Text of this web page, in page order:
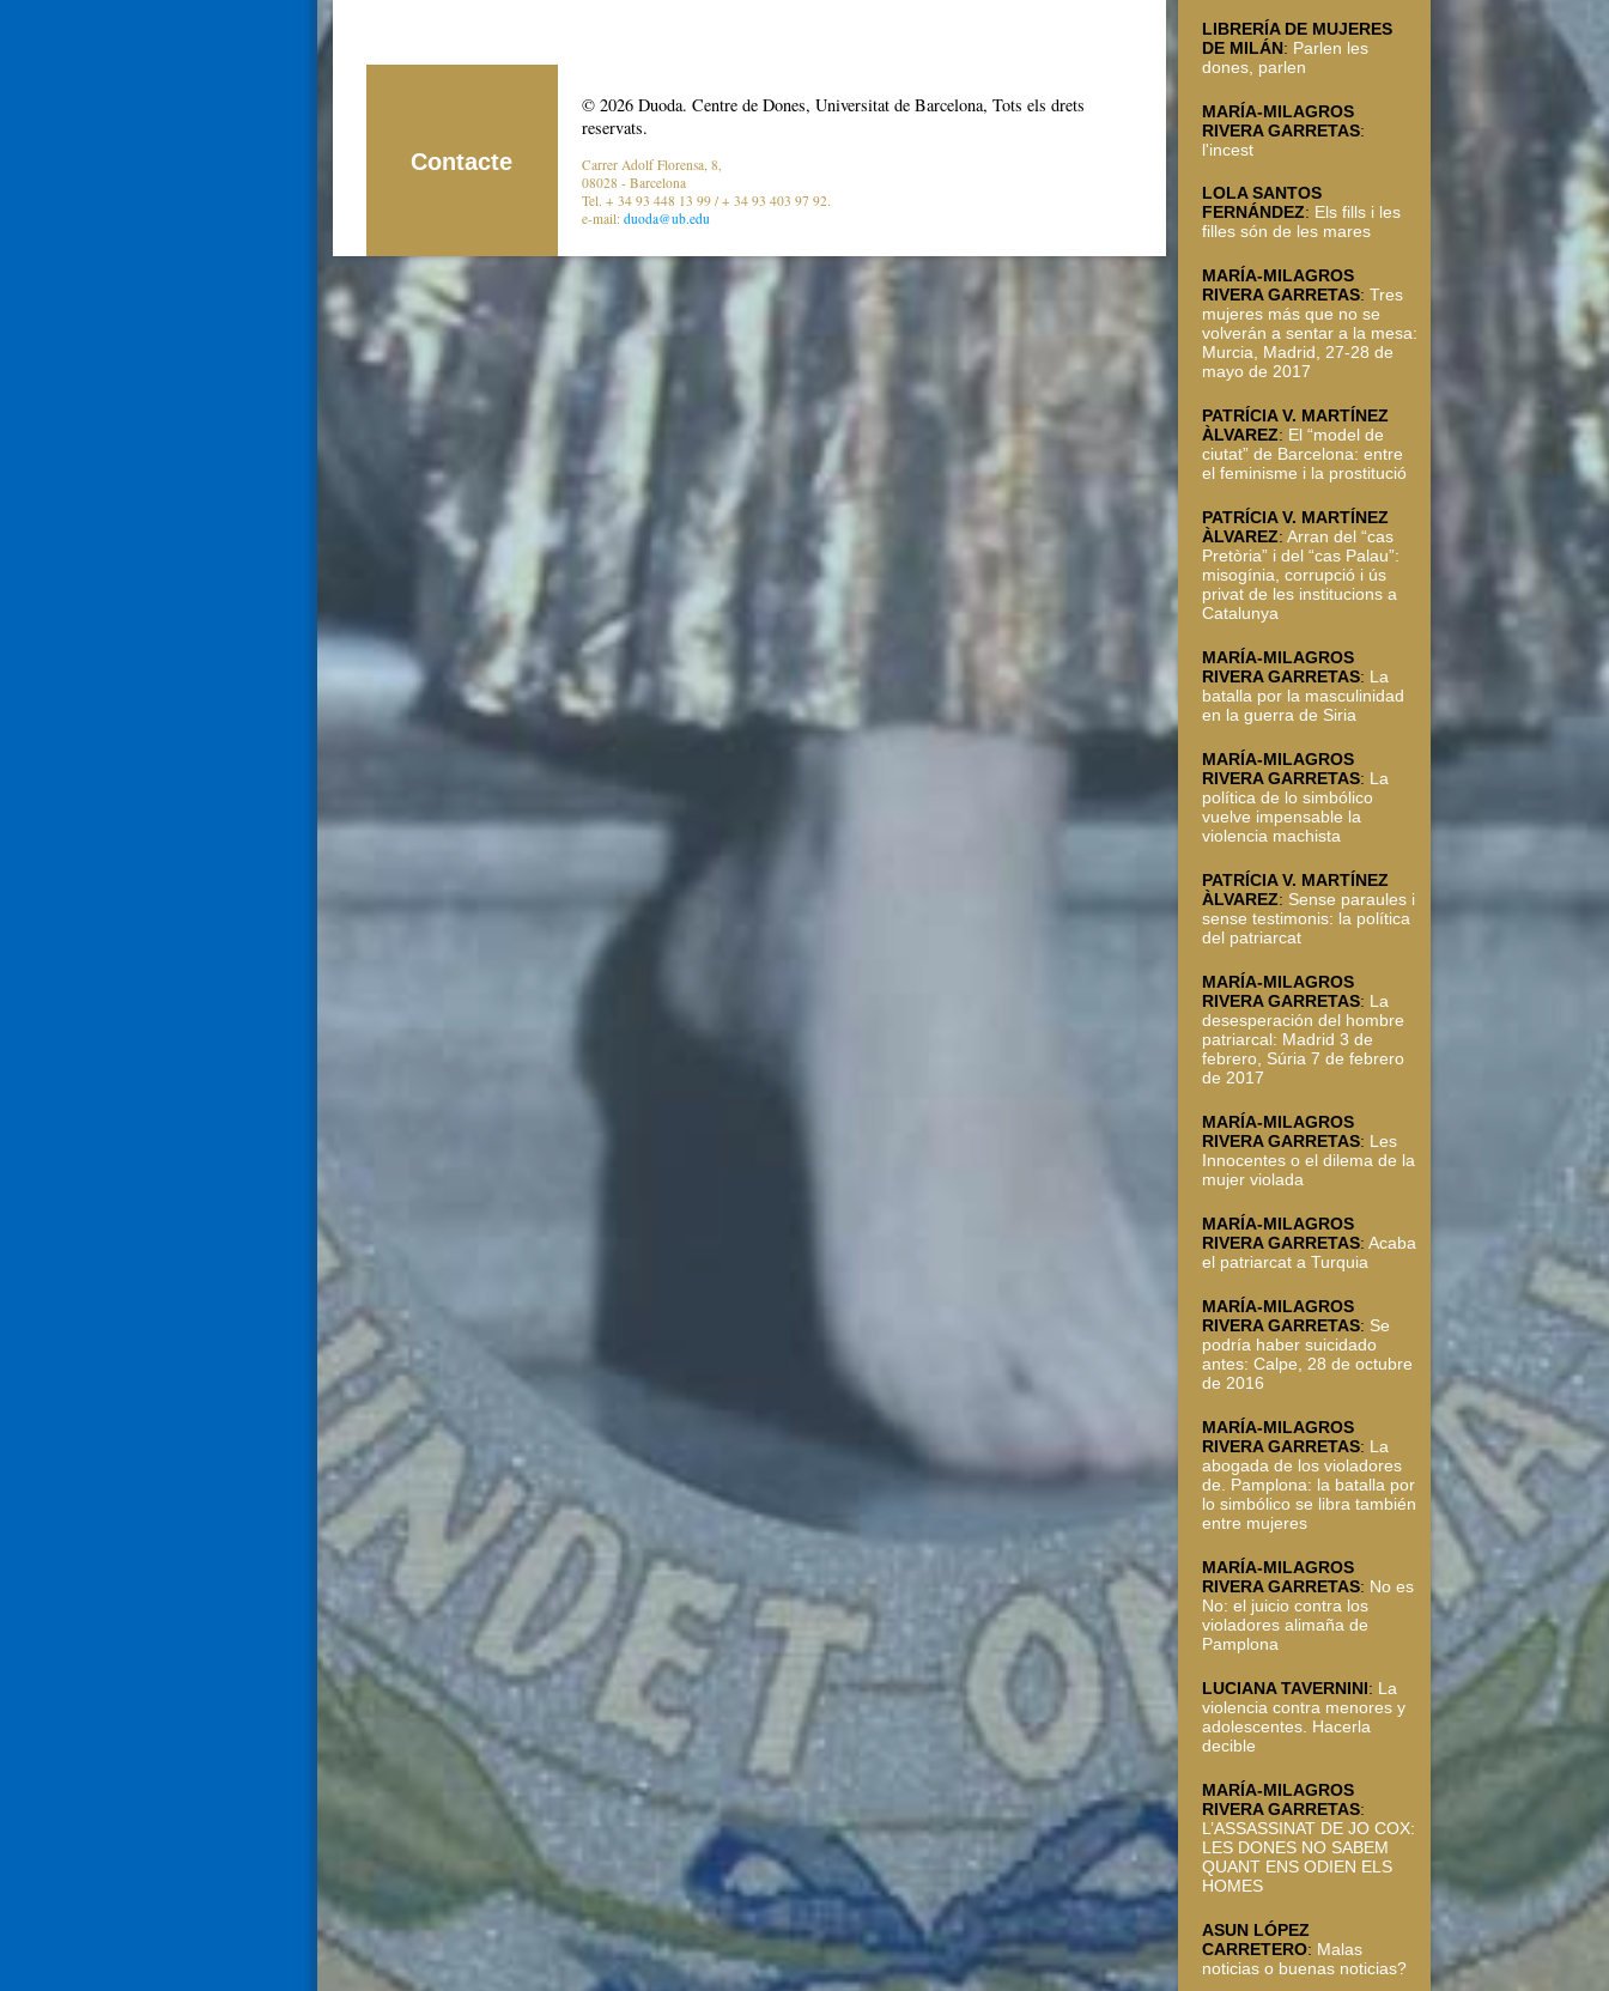
Contacte
© 2026 Duoda. Centre de Dones, Universitat de Barcelona, Tots els drets
reservats.
Carrer Adolf Florensa, 8,
08028 - Barcelona
Tel. + 34 93 448 13 99 / + 34 93 403 97 92.
e-mail: duoda@ub.edu
LIBRERÍA DE MUJERES
DE MILÁN: Parlen les
dones, parlen
MARÍA-MILAGROS
RIVERA GARRETAS:
l'incest
LOLA SANTOS
FERNÁNDEZ: Els fills i les
filles són de les mares
MARÍA-MILAGROS
RIVERA GARRETAS:Tres
mujeres más que no se
volverán a sentar a la mesa:
Murcia, Madrid, 27-28 de
mayo de 2017
PATRÍCIA V. MARTÍNEZ
ÀLVAREZ: El “model de
ciutat” de Barcelona: entre
el feminisme i la prostitució
PATRÍCIA V. MARTÍNEZ
ÀLVAREZ:Arran del “cas
Pretòria” i del “cas Palau”:
misogínia, corrupció i ús
privat de les institucions a
Catalunya
MARÍA-MILAGROS
RIVERA GARRETAS: La
batalla por la masculinidad
en la guerra de Siria
MARÍA-MILAGROS
RIVERA GARRETAS: La
política de lo simbólico
vuelve impensable la
violencia machista
PATRÍCIA V. MARTÍNEZ
ÀLVAREZ: Sense paraules i
sense testimonis: la política
del patriarcat
MARÍA-MILAGROS
RIVERA GARRETAS: La
desesperación del hombre
patriarcal: Madrid 3 de
febrero, Súria 7 de febrero
de 2017
MARÍA-MILAGROS
RIVERA GARRETAS: Les
Innocentes o el dilema de la
mujer violada
MARÍA-MILAGROS
RIVERA GARRETAS:Acaba
el patriarcat a Turquia
MARÍA-MILAGROS
RIVERA GARRETAS: Se
podría haber suicidado
antes: Calpe, 28 de octubre
de 2016
MARÍA-MILAGROS
RIVERA GARRETAS: La
abogada de los violadores
de. Pamplona: la batalla por
lo simbólico se libra también
entre mujeres
MARÍA-MILAGROS
RIVERA GARRETAS: No es
No: el juicio contra los
violadores alimaña de
Pamplona
LUCIANA TAVERNINI: La
violencia contra menores y
adolescentes. Hacerla
decible
MARÍA-MILAGROS
RIVERA GARRETAS:
L’ASSASSINAT DE JO COX:
LES DONES NO SABEM
QUANT ENS ODIEN ELS
HOMES
ASUN LÓPEZ
CARRETERO: Malas
noticias o buenas noticias?